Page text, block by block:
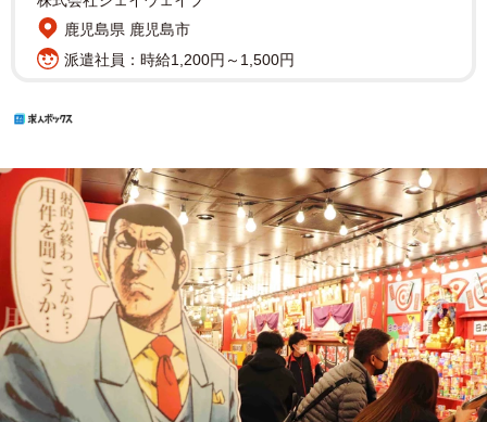
鹿児島県 鹿児島市
派遣社員：時給1,200円～1,500円